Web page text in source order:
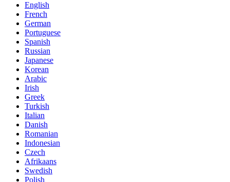
English
French
German
Portuguese
Spanish
Russian
Japanese
Korean
Arabic
Irish
Greek
Turkish
Italian
Danish
Romanian
Indonesian
Czech
Afrikaans
Swedish
Polish